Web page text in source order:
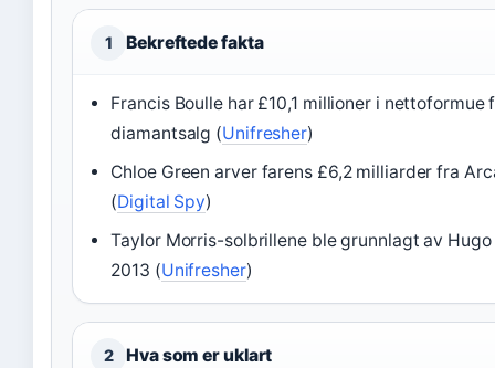
1 Bekreftede fakta
Francis Boulle har £10,1 millioner i nettoformue
diamantsalg (Unifresher)
Chloe Green arver farens £6,2 milliarder fra
(Digital Spy)
Taylor Morris-solbrillene ble grunnlagt av Hugo
2013 (Unifresher)
2 Hva som er uklart